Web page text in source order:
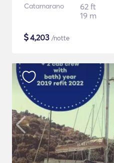
Catamarano
62 ft
19 m
$4,203 /notte